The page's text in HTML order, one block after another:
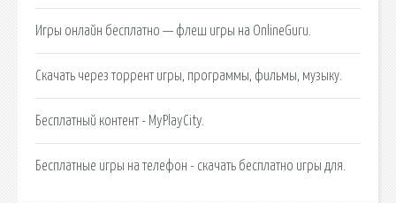
Игры онлайн бесплатно — флеш игры на OnlineGuru.
Скачать через торрент игры, программы, фильмы, музыку.
Бесплатный контент - MyPlayCity.
Бесплатные игры на телефон - скачать бесплатно игры для.